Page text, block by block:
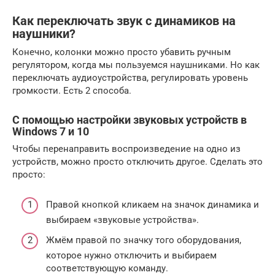
Как переключать звук с динамиков на
наушники?
Конечно, колонки можно просто убавить ручным
регулятором, когда мы пользуемся наушниками. Но как
переключать аудиоустройства, регулировать уровень
громкости. Есть 2 способа.
С помощью настройки звуковых устройств в
Windows 7 и 10
Чтобы перенаправить воспроизведение на одно из
устройств, можно просто отключить другое. Сделать это
просто:
Правой кнопкой кликаем на значок динамика и
выбираем «звуковые устройства».
Жмём правой по значку того оборудования,
которое нужно отключить и выбираем
соответствующую команду.